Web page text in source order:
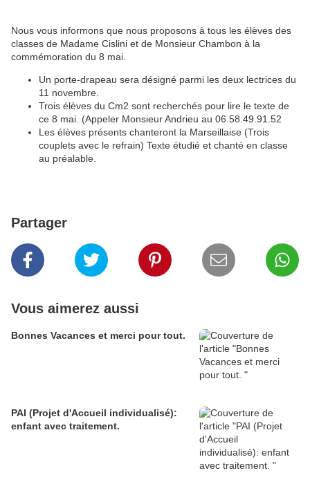
Nous vous informons que nous proposons à tous les élèves des
classes de Madame Cislini et de Monsieur Chambon à la
commémoration du 8 mai.
Un porte-drapeau sera désigné parmi les deux lectrices du
11 novembre.
Trois élèves du Cm2 sont recherchés pour lire le texte de
ce 8 mai. (Appeler Monsieur Andrieu au 06.58.49.91.52
Les élèves présents chanteront la Marseillaise (Trois
couplets avec le refrain) Texte étudié et chanté en classe
au préalable.
Partager
Vous aimerez aussi
Bonnes Vacances et merci pour tout.
PAI (Projet d'Accueil individualisé):
enfant avec traitement.